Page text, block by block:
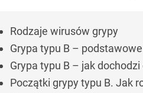
Rodzaje wirusów grypy
Grypa typu B –
Grypa typu B – jak
Początki grypy typu B. Jak